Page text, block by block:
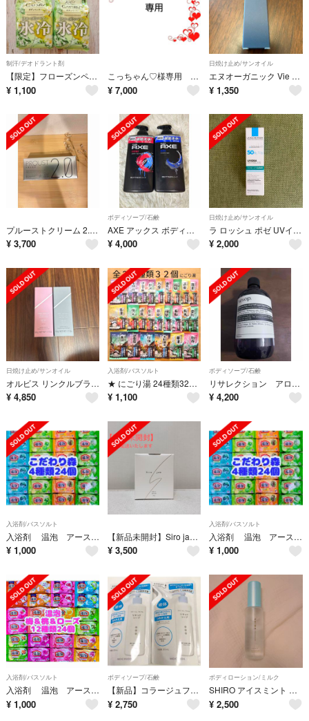
制汗/デオドラント剤
【限定】フローズンペアー 冷凍洋ナシ ボディシート ２袋セット 申請
¥ 1,100
こっちゃん♡様専用 天恵クオリティソープ 4個セット 新品未開封
¥ 7,000
日焼け止め/サンオイル
エヌオーガニック Vie デイケアモイストUVクリーム リラックスシトラスの香り 30g ナチュラルベージュ
¥ 1,350
プルーストクリーム 2.0 PROUST CREAM 30g
¥ 3,700
ボディソープ/石鹸
AXE アックス ボディソープ エッセンス＆ブラック 6本セット
¥ 4,000
日焼け止め/サンオイル
ラ ロッシュ ポゼ UVイデア XL プロテクショントーンアップ クリア クリア 本体/無香料 30ml
¥ 2,000
日焼け止め/サンオイル
オルビス リンクルブライトUVプロテクター N 医薬部外品 ローズ 無香料 50g
¥ 4,850
入浴剤/バスソルト
★ にごり湯 24種類32個★ 入浴剤 いい湯旅立ち
¥ 1,100
ボディソープ/石鹸
リサレクション アロマティックハンドウォッシュ
¥ 4,200
入浴剤/バスソルト
入浴剤 温泡 アース製薬 透明湯 こだわり森 新商品 4種類24個
¥ 1,000
【新品未開封】Siro jamシロジャム 薬用ホワイトニングセラム25g
¥ 3,500
入浴剤/バスソルト
入浴剤 温泡 アース製薬 透明湯 こだわり森 新商品 4種類24個
¥ 1,000
入浴剤/バスソルト
入浴剤 温泡 アース製薬 桃 こだわり梅 ローズ 数量限定 12種類24個
¥ 1,000
ボディソープ/石鹸
【新品】コラージュフルフル リキッドソープ 詰め替え用 ２袋 セット
¥ 2,750
ボディローション/ミルク
SHIRO アイスミント ボディミスト エクストラクール
¥ 2,500